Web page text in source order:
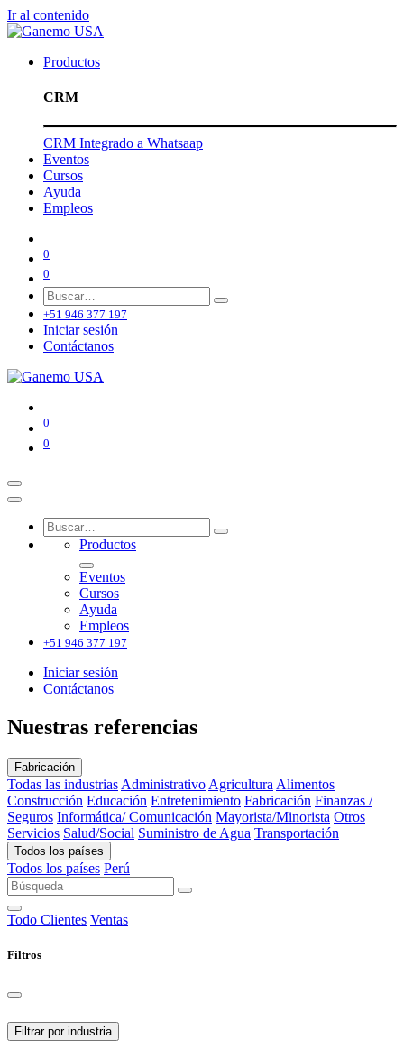
Ir al contenido
Productos
CRM
CRM Integrado a Whatsaap
Eventos
Cursos
Ayuda
Empleos
0
0
+51 946 377 197
Iniciar sesión
Contáctanos
0
0
Productos
Eventos
Cursos
Ayuda
Empleos
+51 946 377 197
Iniciar sesión
Contáctanos
Nuestras referencias
Fabricación
Todas las industrias Administrativo Agricultura Alimentos
Construcción Educación Entretenimiento Fabricación Finanzas /
Seguros Informática/ Comunicación Mayorista/Minorista Otros
Servicios Salud/Social Suministro de Agua Transportación
Todos los países
Todos los países Perú
Todo Clientes Ventas
Filtros
Filtrar por industria